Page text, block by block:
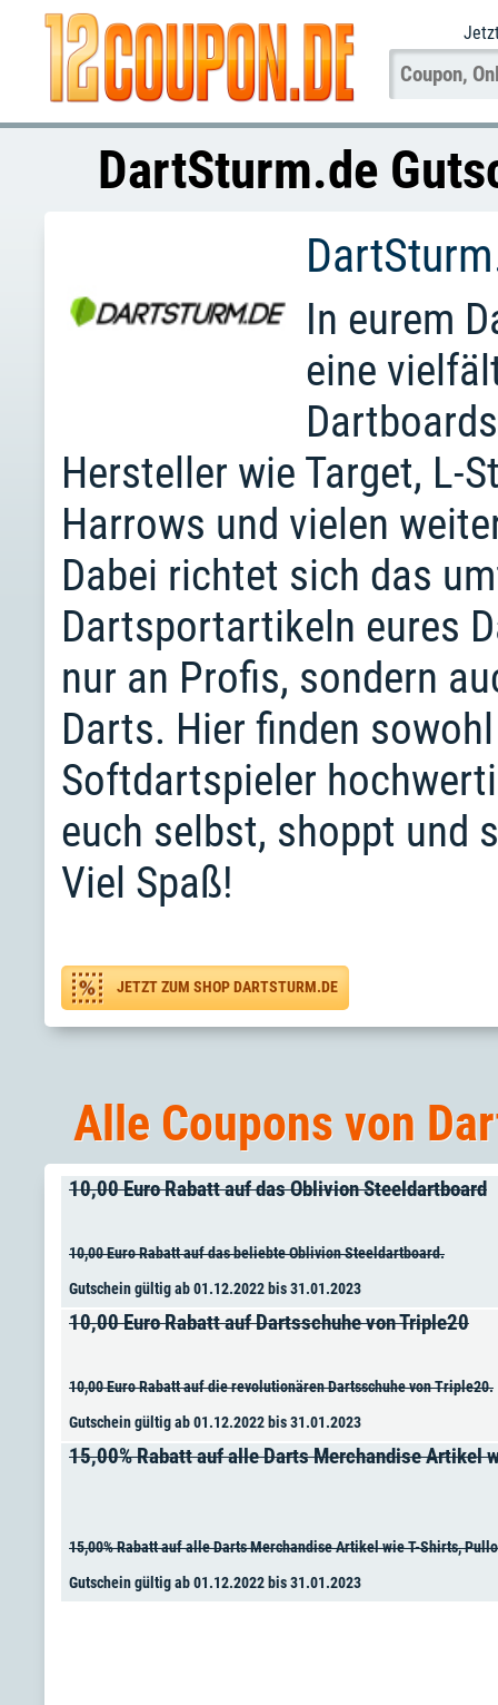
DartSturm.de
In eurem
eine
Hersteller wie Target, L-
Harrows und vielen
Dabei richtet sich das
Dartsportartikeln eures
nur an Profis, sondern
Darts. Hier finden
Softdartspieler
euch selbst, shoppt und
Viel Spaß!
JETZT ZUM SHOP DARTSTURM.DE
Alle Coupons von
10,00 Euro Rabatt auf das Oblivion Steeldartboard
10,00 Euro Rabatt auf das beliebte Oblivion Steeldartboard.
Gutschein gültig ab 01.12.2022 bis 31.01.2023
10,00 Euro Rabatt auf Dartsschuhe von Triple20
10,00 Euro Rabatt auf die revolutionären Dartsschuhe von Triple20.
Gutschein gültig ab 01.12.2022 bis 31.01.2023
15,00% Rabatt auf alle Darts Merchandise Artikel
15,00% Rabatt auf alle Darts Merchandise Artikel wie T-Shirts,
Gutschein gültig ab 01.12.2022 bis 31.01.2023